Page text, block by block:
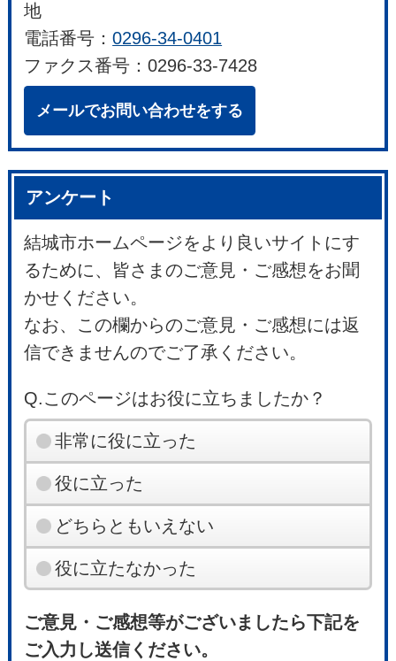
地
電話番号：0296-34-0401
ファクス番号：0296-33-7428
メールでお問い合わせをする
アンケート
結城市ホームページをより良いサイトにす
るために、皆さまのご意見・ご感想をお聞
かせください。
なお、この欄からのご意見・ご感想には返
信できませんのでご了承ください。
Q.このページはお役に立ちましたか？
非常に役に立った
役に立った
どちらともいえない
役に立たなかった
ご意見・ご感想等がございましたら下記を
ご入力し送信ください。